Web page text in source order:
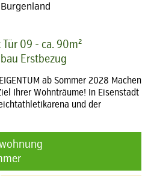
Burgenland
Tür 09 - ca. 90m²
Erstbezug
ab Sommer 2028 Machen
Ihrer Wohnträume! In Eisenstadt
und der